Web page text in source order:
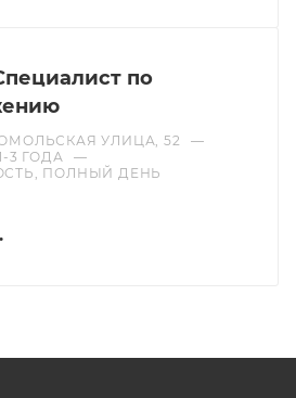
по
УЛИЦА, 52
—
3 ГОДА
—
ПОЛНЫЙ ДЕНЬ